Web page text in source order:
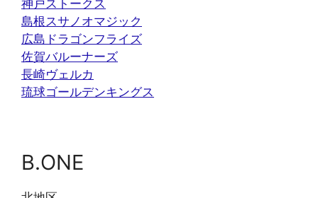
神戸ストークス
島根スサノオマジック
広島ドラゴンフライズ
佐賀バルーナーズ
長崎ヴェルカ
琉球ゴールデンキングス
B.ONE